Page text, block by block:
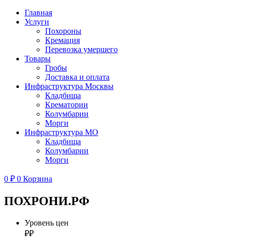
Главная
Услуги
Похороны
Кремация
Перевозка умершего
Товары
Гробы
Доставка и оплата
Инфраструктура Москвы
Кладбища
Крематории
Колумбарии
Морги
Инфраструктура МО
Кладбища
Колумбарии
Морги
0 ₽ 0 Корзина
ПОХРОНИ.РФ
Уровень цен
₽₽